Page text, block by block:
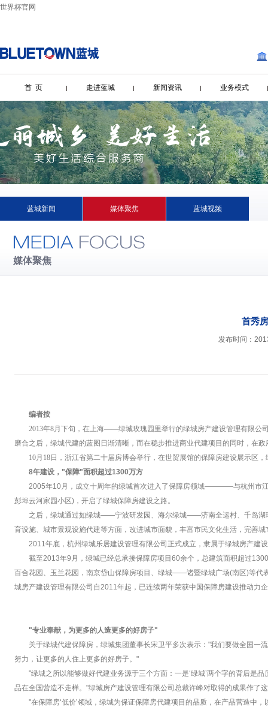
世界杯官网
首 页 走进蓝城 新闻资讯 业务模式
蓝城新闻 媒体聚焦 蓝城视频
媒体聚焦
首秀
发布时间：
编者按
2013年8月下旬，在上海——绿城玫瑰园里举行的绿城房产建设管理有限公
磨合之后，绿城代建的蓝图日渐清晰，而在稳步推进商业代建项目的同时，在
10月18日，浙江省第二十届房博会举行，在世贸展馆的保障房建设展示区
8年建设，"保障"面积超过1300万方
2005年10月，成立十周年的绿城首次进入了保障房领域————与杭州市
彭埠云河家园小区)，开启了绿城保障房建设之路。
之后，绿城通过如绿城——宁波研发园、海尔绿城——济南全运村、千岛湖
育设施、城市景观设施代建等方面，改进城市面貌，丰富市民文化生活，完善
2011年底，杭州绿城乐居建设管理有限公司正式成立，隶属于绿城房产建
截至2013年9月，绿城已经总承接保障房项目60余个，总建筑面积超过
百合花园、玉兰花园，南京岱山保障房项目、绿城——诸暨绿城广场(南区)等代
城房产建设管理有限公司自2011年起，已连续两年荣获中国保障房建设推动力
"专业奉献，为更多的人造更多的好房子"
关于绿城代建保障房，绿城集团董事长宋卫平多次表示："我们要做全国
努力，让更多的人住上更多的好房子。"
"绿城之所以能够做好代建业务源于三个方面：一是‘绿城’两个字的背后是
品在全国营造不走样。"绿城房产建设管理有限公司总裁许峰对取得的成果作了
"在保障房‘低价’领域，绿城为保证保障房代建项目的品质，在产品营造中